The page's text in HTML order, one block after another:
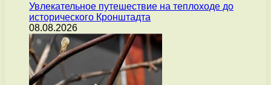
Увлекательное путешествие на теплоходе до
исторического Кронштадта
08.08.2026